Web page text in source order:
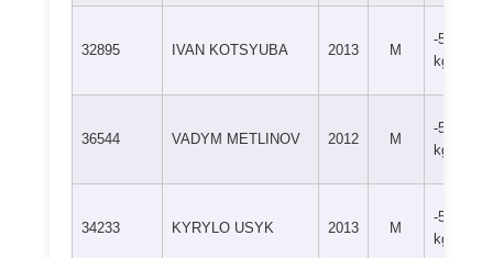
32895 IVAN KOTSYUBA 2013 M
-50
kg
36544 VADYM METLINOV 2012 M
-50
kg
34233 KYRYLO USYK 2013 M
-50
kg